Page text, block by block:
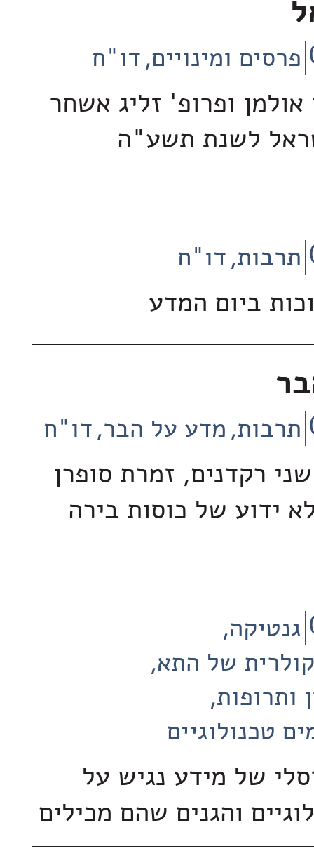
פרסים ומינויים דו"ח
ופרופ' זליג אשחר
לשנת תשע"ה
תרבות דו"ח
ביום המדע
תרבות מדע על הבר דו"ח
שני רקדנים, זמרת סופרן
ידוע של כוסות בירה
גנטיקה
של התא
ותרופות
טכנולוגיים
של מידע נגיש על
והגנים שהם מכילים